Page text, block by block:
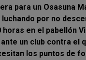
para un Osasuna
por no
en el pabellón
un club contra el
los puntos de